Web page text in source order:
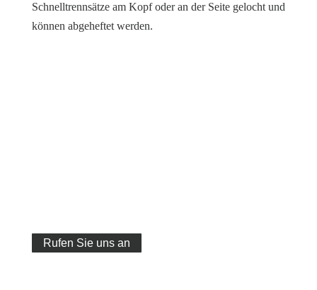
Schnelltrennsätze am Kopf oder an der Seite gelocht und
können abgeheftet werden.
Rufen Sie uns an